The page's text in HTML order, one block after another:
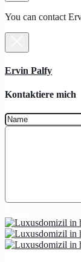
You can contact
Ervin Palfy
Kontaktiere mich